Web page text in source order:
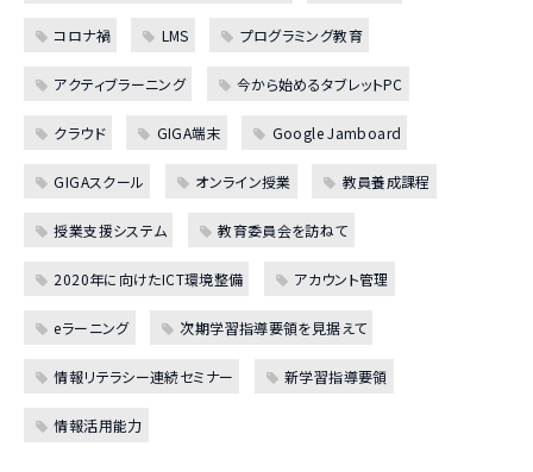
コロナ禍 LMS プログラミング教育
アクティブラーニング 今から始めるタブレットPC
クラウド GIGA端末 Google Jamboard
GIGAスクール オンライン授業 教員養成課程
授業支援システム 教育委員会を訪ねて
2020年に向けたICT環境整備 アカウント管理
eラーニング 次期学習指導要領を見据えて
情報リテラシー連続セミナー 新学習指導要領
情報活用能力